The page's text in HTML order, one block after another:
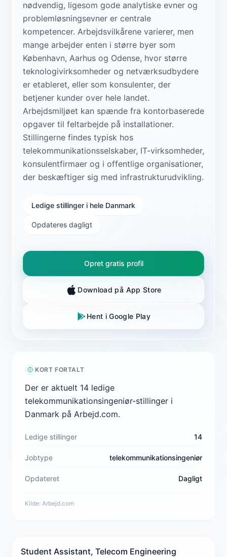
nødvendig, ligesom gode analytiske evner og
problemløsningsevner er centrale
kompetencer. Arbejdsvilkårene varierer, men
mange arbejder enten i større byer som
København, Aarhus og Odense, hvor større
teknologivirksomheder og netværksudbydere
er etableret, eller som konsulenter, der
betjener kunder over hele landet.
Arbejdsmiljøet kan spænde fra kontorbaserede
opgaver til feltarbejde på installationer.
Stillingerne findes typisk hos
telekommunikationsselskaber, IT-virksomheder,
konsulentfirmaer og i offentlige organisationer,
der beskæftiger sig med infrastrukturudvikling.
Ledige stillinger i hele Danmark
Opdateres dagligt
Opret gratis profil
Download på App Store
Hent i Google Play
KORT FORTALT
Der er aktuelt 14 ledige
telekommunikationsingeniør-stillinger i
Danmark på Arbejd.com.
Ledige stillinger 14
Jobtype telekommunikationsingeniør
Opdateret Dagligt
Kilde: Arbejd.com
Student Assistant, Telecom Engineering